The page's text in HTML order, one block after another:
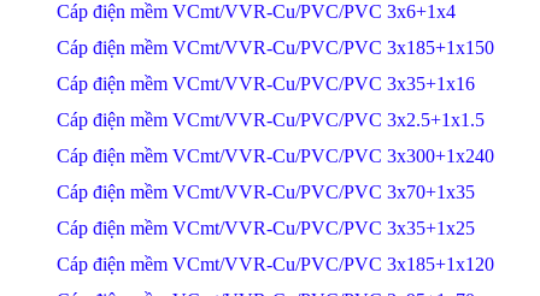
Cáp điện mềm VCmt/VVR-Cu/PVC/PVC 3x6+1x4
Cáp điện mềm VCmt/VVR-Cu/PVC/PVC 3x185+1x150
Cáp điện mềm VCmt/VVR-Cu/PVC/PVC 3x35+1x16
Cáp điện mềm VCmt/VVR-Cu/PVC/PVC 3x2.5+1x1.5
Cáp điện mềm VCmt/VVR-Cu/PVC/PVC 3x300+1x240
Cáp điện mềm VCmt/VVR-Cu/PVC/PVC 3x70+1x35
Cáp điện mềm VCmt/VVR-Cu/PVC/PVC 3x35+1x25
Cáp điện mềm VCmt/VVR-Cu/PVC/PVC 3x185+1x120